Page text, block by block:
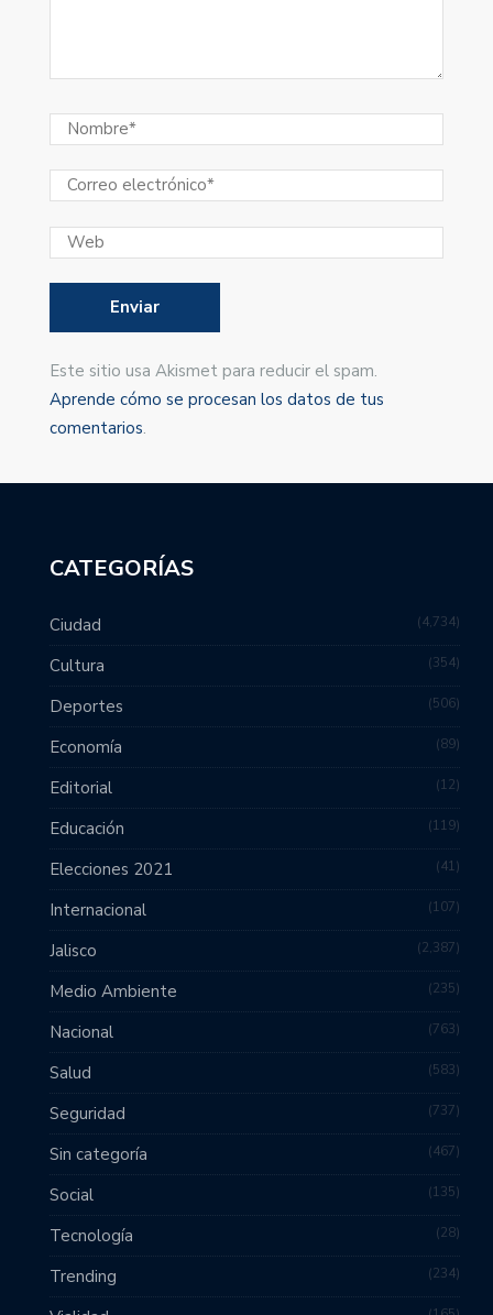
Este sitio usa Akismet para reducir el spam.
Aprende cómo se procesan los datos de tus
comentarios.
CATEGORÍAS
Ciudad 4,734
Cultura 354
Deportes 506
Economía 89
Editorial 12
Educación 119
Elecciones 2021 41
Internacional 107
Jalisco 2,387
Medio Ambiente 235
Nacional 763
Salud 583
Seguridad 737
Sin categoría 467
Social 135
Tecnología 28
Trending 234